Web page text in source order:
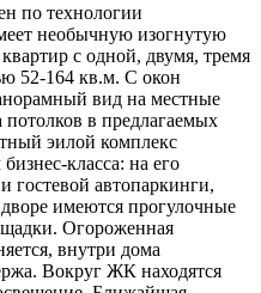
по технологии
необычную изогнутую
с одной, двумя, тремя
52-164 кв.м. С окон
вид на местные
в предлагаемых
эилой комплекс
класса: на его
гостевой автопаркинги,
имеются прогулочные
Огороженная
внутри дома
Вокруг ЖК находятся